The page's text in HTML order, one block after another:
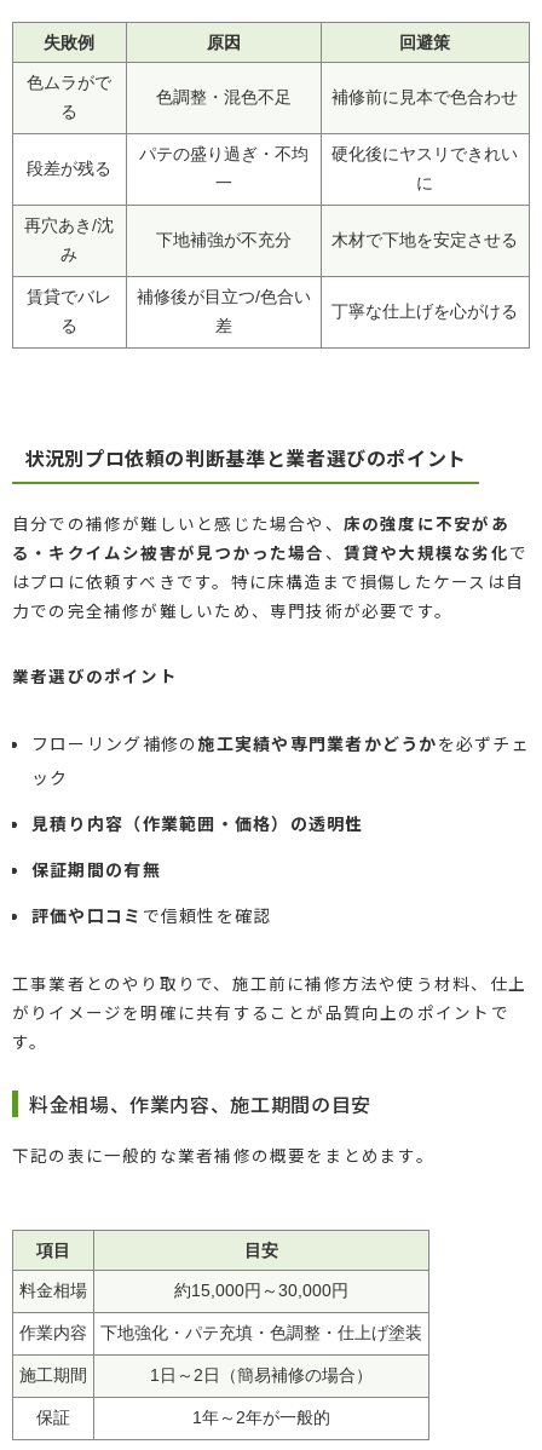
失敗例 原因 回避策
色ムラがで
る
色調整・混色不足 補修前に見本で色合わせ
段差が残る
パテの盛り過ぎ・不均
一
硬化後にヤスリできれい
に
再穴あき/沈
み
下地補強が不充分 木材で下地を安定させる
賃貸でバレ
る
補修後が目立つ/色合い
差
丁寧な仕上げを心がける
状況別プロ依頼の判断基準と業者選びのポイント
自分での補修が難しいと感じた場合や、 床の強度に不安があ
る・キクイムシ被害が見つかった場合 、 賃貸や大規模な劣化で
はプロに依頼すべきです。特に床構造まで損傷したケースは自
力での完全補修が難しいため、専門技術が必要です。
業者選びのポイント
フローリング補修の施工実績や専門業者かどうかを必ずチェ
ック
見積り内容（作業範囲・価格）の透明性
保証期間の有無
評価や口コミ で信頼性を確認
工事業者とのやり取りで、施工前に補修方法や使う材料、仕上
がりイメージを明確に共有することが品質向上のポイントで
す。
料金相場、作業内容、施工期間の目安
下記の表に一般的な業者補修の概要をまとめます。
項目 目安
料金相場 約15,000円～30,000円
作業内容 下地強化・パテ充填・色調整・仕上げ塗装
施工期間 1日～2日（簡易補修の場合）
保証 1年～2年が一般的